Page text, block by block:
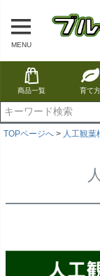
MENU
商品一覧 育て方
TOPページへ 人工観